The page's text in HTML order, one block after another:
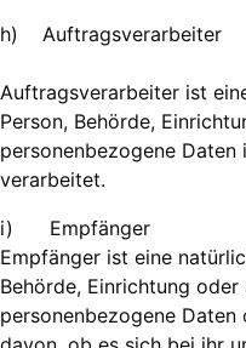
h) Auftragsverarbeiter
Auftragsverarbeiter ist
Person, Behörde,
personenbezogene
verarbeitet.
i) Empfänger
Empfänger ist eine
Behörde, Einrichtung
personenbezogene